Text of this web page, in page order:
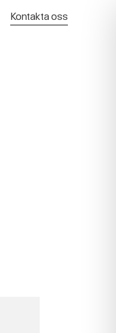
Kontakta oss